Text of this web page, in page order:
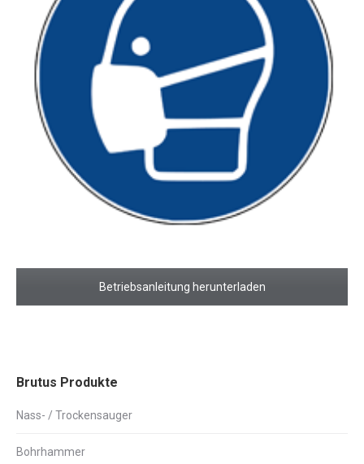
Betriebsanleitung herunterladen
Brutus Produkte
Nass- / Trockensauger
Bohrhammer